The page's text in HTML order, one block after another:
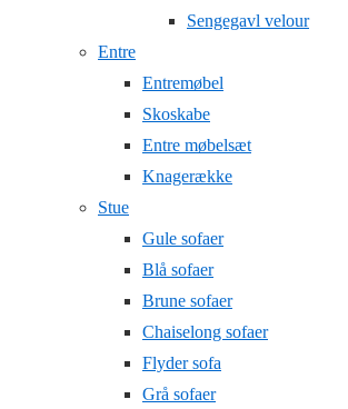
Sengegavl velour
Entre
Entremøbel
Skoskabe
Entre møbelsæt
Knagerække
Stue
Gule sofaer
Blå sofaer
Brune sofaer
Chaiselong sofaer
Flyder sofa
Grå sofaer